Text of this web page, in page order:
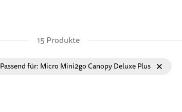
15 Produkte
Passend für Micro Mini2go Canopy Deluxe Plus